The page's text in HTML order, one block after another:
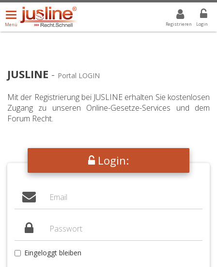
Registrieren Login
Menü
öffnen/schließen
Menü
ALLE DROPDOWN: GEWÄHLTER WERT IST ALLE
JUSLINE - Portal LOGIN
Mit der Registrierung bei JUSLINE erhalten Sie kostenlosen
Zugang zu unseren Online-Gesetze-Services und dem
Forum Recht.
Login:
Eingeloggt bleiben